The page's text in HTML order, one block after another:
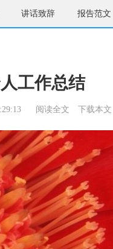
讲话致辞 报告范文
工作总结
阅读全文 下载本文